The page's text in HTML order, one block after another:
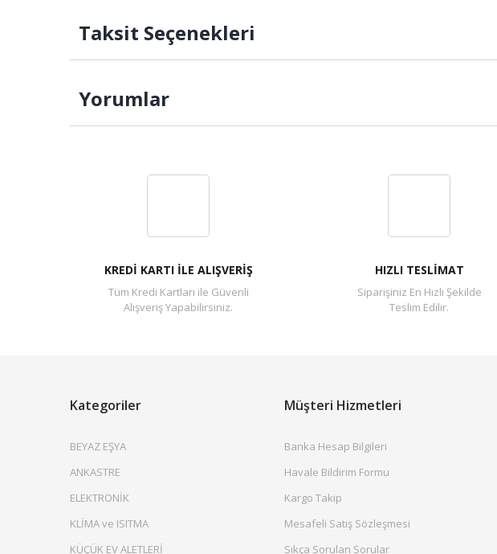
Taksit Seçenekleri
Yorumlar
KREDİ KARTI İLE ALIŞVERİŞ
Tüm Kredi Kartları ile Güvenli
Alışveriş Yapabilirsiniz.
HIZLI TESLİMAT
Siparişiniz En Hızlı Şekilde
Teslim Edilir.
Kategoriler
BEYAZ EŞYA
ANKASTRE
ELEKTRONİK
KLİMA ve ISITMA
KÜÇÜK EV ALETLERİ
Müşteri Hizmetleri
Banka Hesap Bilgileri
Havale Bildirim Formu
Kargo Takip
Mesafeli Satış Sözleşmesi
Sıkça Sorulan Sorular